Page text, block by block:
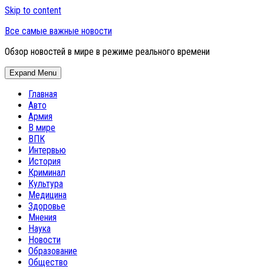
Skip to content
Все самые важные новости
Обзор новостей в мире в режиме реального времени
Expand Menu
Главная
Авто
Армия
В мире
ВПК
Интервью
История
Криминал
Культура
Медицина
Здоровье
Мнения
Наука
Новости
Образование
Общество